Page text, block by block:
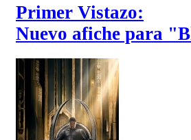
Primer Vistazo:
Nuevo afiche para